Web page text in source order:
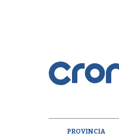
PROVINCIA